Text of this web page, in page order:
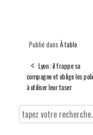
Publié dans À table
Lyon : il frappe sa
compagne et oblige les
à utiliser leur taser